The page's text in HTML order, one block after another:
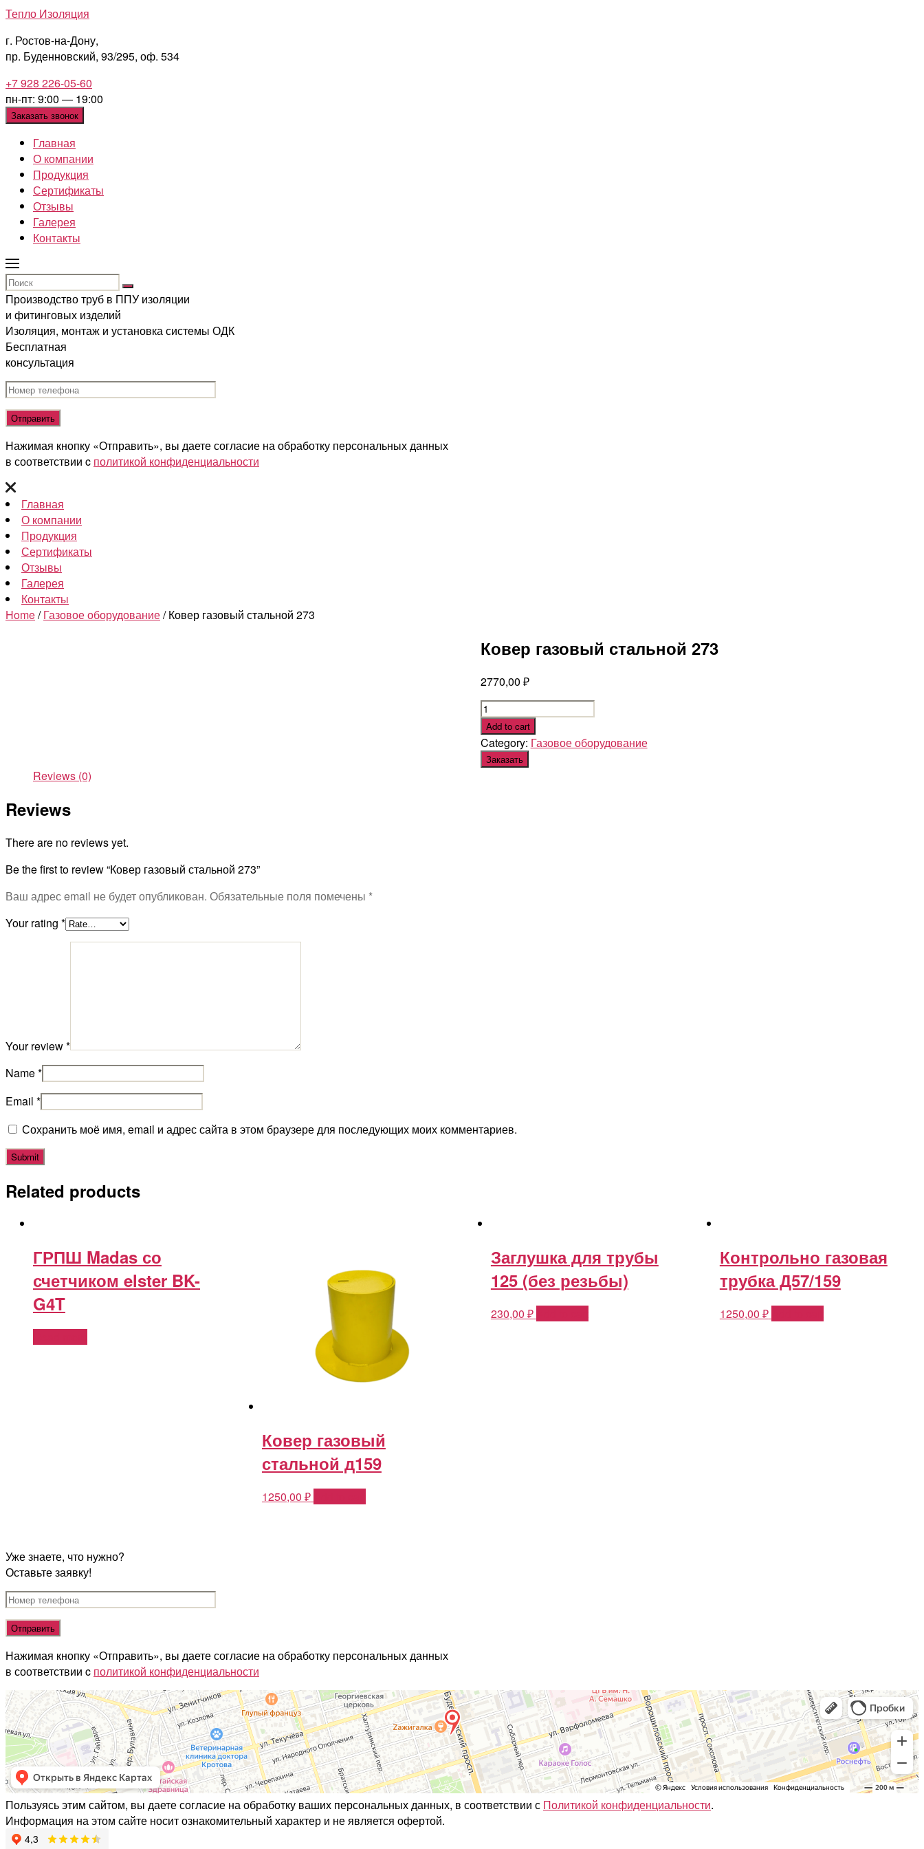
Перейти
содержимому
Тепло Изоляция
г. Ростов-на-Дону,
пр. Буденновский, 93/295, оф. 534
+7 928 226-05-60
пн-пт: 9:00 — 19:00
Заказать звонок
Главная
О компании
Продукция
Сертификаты
Отзывы
Галерея
Контакты
Производство труб в ППУ изоляции
и фитинговых изделий
Изоляция, монтаж и установка системы ОДК
Бесплатная
консультация
Нажимая кнопку «Отправить», вы даете согласие на обработку персональных данных
в соответствии c политикой конфиденциальности
Главная
О компании
Продукция
Сертификаты
Отзывы
Галерея
Контакты
Home/Газовое оборудование/ Ковер газовый стальной 273
Ковер газовый стальной 273
2770,00 ₽
Ковер
газовый
стальной
273
quantity
Add to cart
Category: Газовое оборудование
Заказать
Reviews (0)
Reviews
There are no reviews yet.
Be the first to review “Ковер газовый стальной 273”
Ваш адрес email не будет опубликован. Обязательные поля помечены *
Your rating *
Your review*
Name*
Email *
Сохранить моё имя, email и адрес сайта в этом браузере для последующих моих комментариев.
Related products
ГРПШ Madas со
счетчиком elster BK-
G4T
Ковер газовый
стальной д159
1250,00 ₽
Заглушка для трубы
125 (без резьбы)
230,00 ₽
Контрольно газовая
трубка Д57/159
1250,00 ₽
Уже знаете, что нужно?
Оставьте заявку!
Нажимая кнопку «Отправить», вы даете согласие на обработку персональных данных
в соответствии c политикой конфиденциальности
Пользуясь этим сайтом, вы даете согласие на обработку ваших персональных данных, в соответствии с Политикой конфиденциальности.
Информация на этом сайте носит ознакомительный характер и не является офертой.